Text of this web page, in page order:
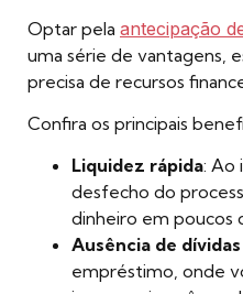
Optar pela antecipação
uma série de vantagens,
precisa de recursos
Confira os principais
Liquidez rápida: Ao
desfecho do
dinheiro em poucos
Ausência de
empréstimo, onde